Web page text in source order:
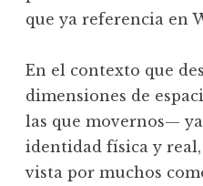
que ya referencia en
En el contexto que
dimensiones de
las que movernos—
identidad física y real,
vista por muchos